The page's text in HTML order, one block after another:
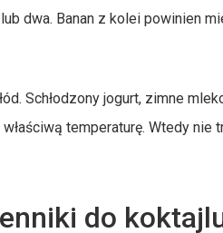
dwa. Banan z kolei powinien
Schłodzony jogurt, zimne
temperaturę. Wtedy
do